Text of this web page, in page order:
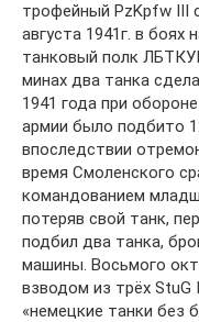
трофейный PzKpfw III
августа 1941г. в боях
танковый полк
минах два танка
1941 года при
армии было подбито
впоследствии
время Смоленского
командованием
потеряв свой танк,
подбил два танка,
машины. Восьмого
взводом из трёх
«немецкие танки без